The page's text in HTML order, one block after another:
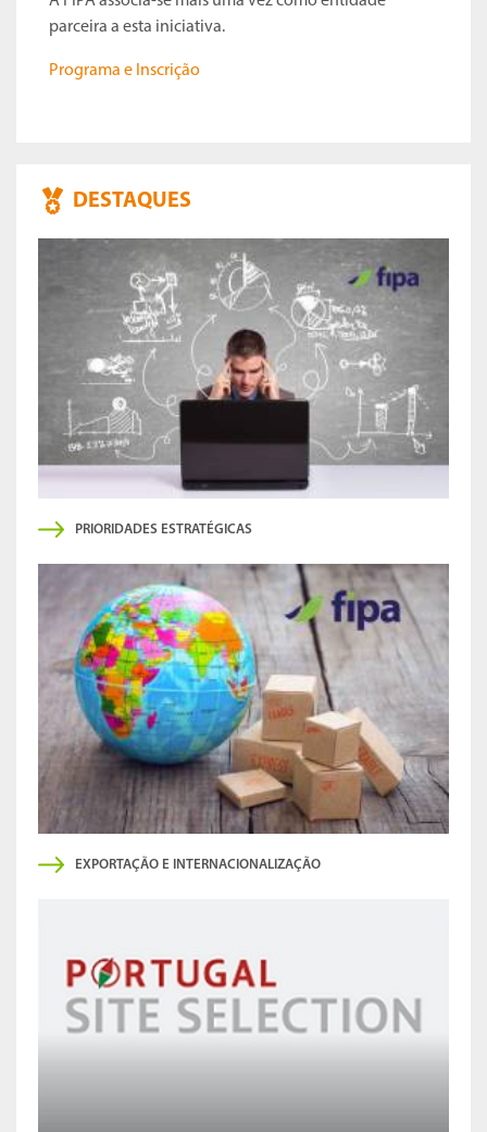
parceira a esta iniciativa.
Programa e Inscrição
DESTAQUES
PRIORIDADES ESTRATÉGICAS
EXPORTAÇÃO E INTERNACIONALIZAÇÃO